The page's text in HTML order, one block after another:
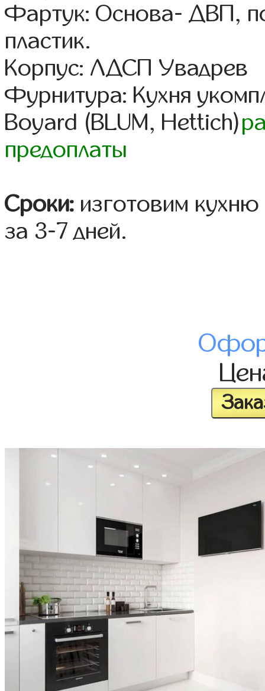
Фартук: Основа- ДВП,
пластик.
Корпус: ЛДСП Увадрев
Фурнитура: Кухня
Boyard (BLUM, Hettich)
предоплаты
Сроки: изготовим
за 3-7 дней.